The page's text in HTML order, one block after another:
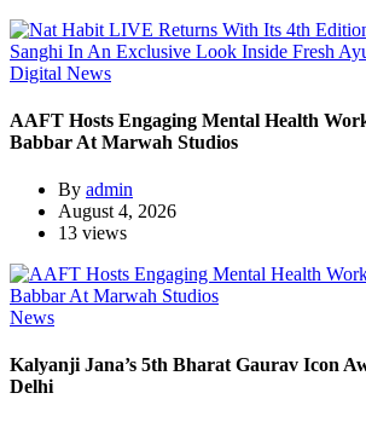
Digital News
AAFT Hosts Engaging Mental Health
Babbar At Marwah Studios
By admin
August 4, 2026
13 views
News
Kalyanji Jana’s 5th Bharat Gaurav Icon
Delhi